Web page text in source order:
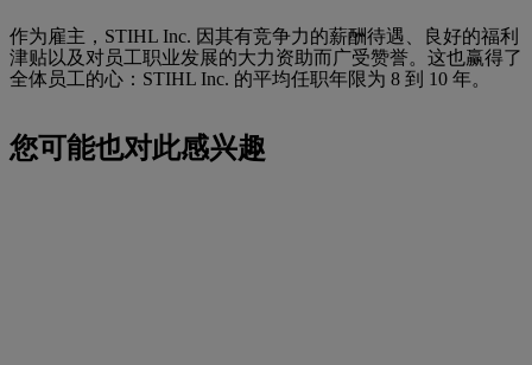
作为雇主，STIHL Inc. 因其有竞争力的薪酬待遇、良好的福利
津贴以及对员工职业发展的大力资助而广受赞誉。这也赢得了
全体员工的心：STIHL Inc. 的平均任职年限为 8 到 10 年。
您可能也对此感兴趣